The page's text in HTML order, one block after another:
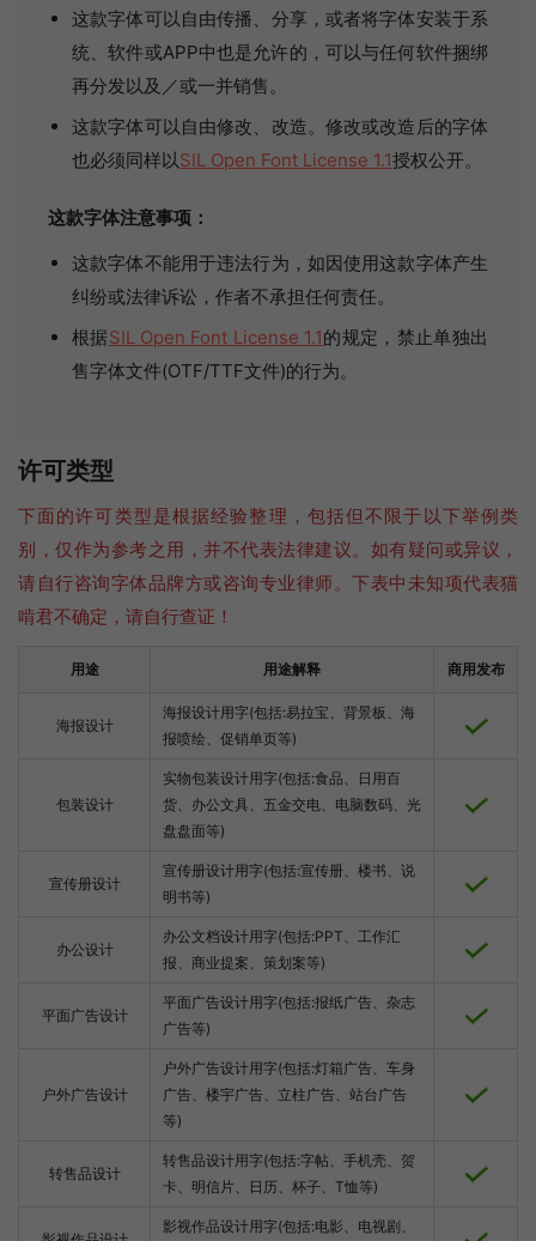
这款字体可以自由传播、分享，或者将字体安装于系
统、软件或APP中也是允许的，可以与任何软件捆绑
再分发以及／或一并销售。
这款字体可以自由修改、改造。修改或改造后的字体
也必须同样以SIL Open Font License 1.1授权公开。
这款字体注意事项：
这款字体不能用于违法行为，如因使用这款字体产生
纠纷或法律诉讼，作者不承担任何责任。
根据SIL Open Font License 1.1的规定，禁止单独出
售字体文件(OTF/TTF文件)的行为。
许可类型
下面的许可类型是根据经验整理，包括但不限于以下举例类
别，仅作为参考之用，并不代表法律建议。如有疑问或异议，
请自行咨询字体品牌方或咨询专业律师。下表中未知项代表猫
啃君不确定，请自行查证！
用途 用途解释 商用发布
海报设计
海报设计用字(包括:易拉宝、背景板、海
报喷绘、促销单页等)
包装设计
实物包装设计用字(包括:食品、日用百
货、办公文具、五金交电、电脑数码、光
盘盘面等)
宣传册设计
宣传册设计用字(包括:宣传册、楼书、说
明书等)
办公设计
办公文档设计用字(包括:PPT、工作汇
报、商业提案、策划案等)
平面广告设计
平面广告设计用字(包括:报纸广告、杂志
广告等)
户外广告设计
户外广告设计用字(包括:灯箱广告、车身
广告、楼宇广告、立柱广告、站台广告
等)
转售品设计
转售品设计用字(包括:字帖、手机壳、贺
卡、明信片、日历、杯子、T恤等)
影视作品设计用字(包括:电影、电视剧、